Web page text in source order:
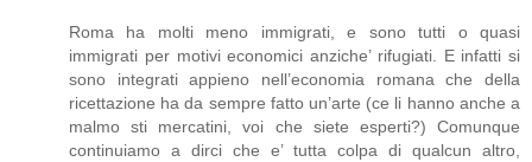
Roma ha molti meno immigrati, e sono tutti o quasi
immigrati per motivi economici anziche’ rifugiati. E infatti si
sono integrati appieno nell’economia romana che della
ricettazione ha da sempre fatto un’arte (ce li hanno anche a
malmo sti mercatini, voi che siete esperti?) Comunque
continuiamo a dirci che e’ tutta colpa di qualcun altro,